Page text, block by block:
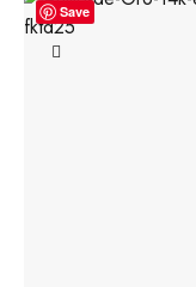
Save